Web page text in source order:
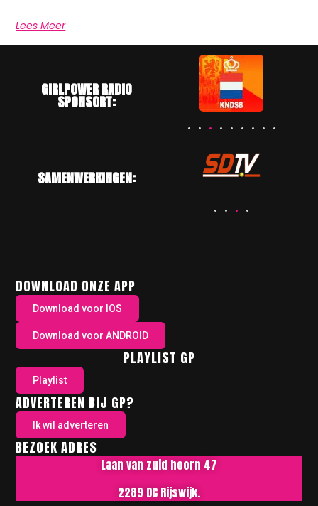
Lees Meer
GIRLPOWER RADIO
SPONSORT:
SAMENWERKINGEN:
DOWNLOAD ONZE APP
Download voor IOS
Download voor ANDROID
PLAYLIST GP
Playlist
ADVERTEREN BIJ GP?
Ik wil adverteren
BEZOEK ADRES
Laan van zuid hoorn 47
2289 DC Rijswijk.